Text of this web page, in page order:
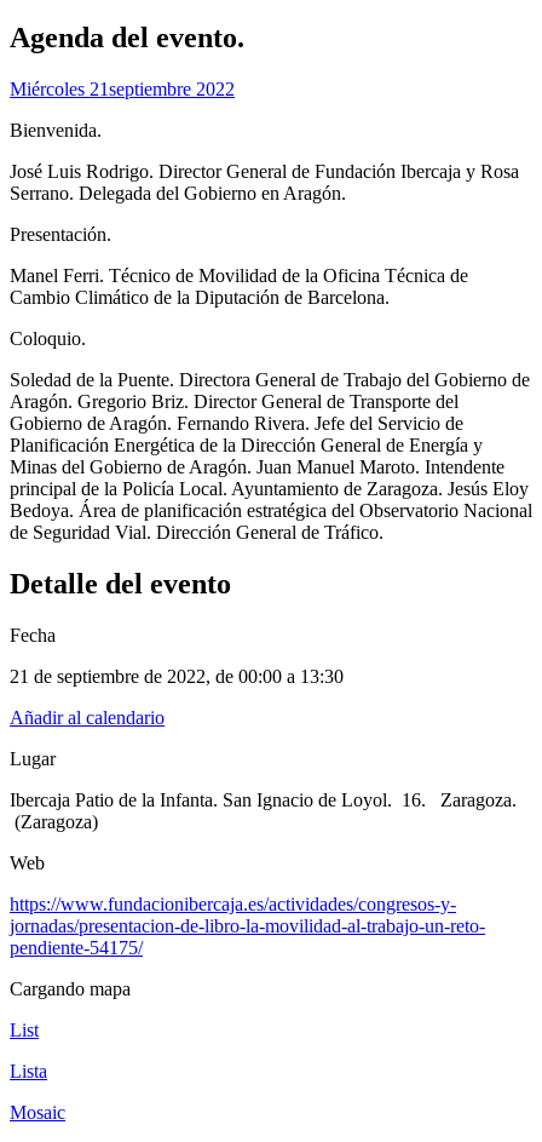
Agenda del evento.
Miércoles 21Septiembre 2022
Bienvenida.
José Luis Rodrigo. Director General de Fundación Ibercaja y Rosa
Serrano. Delegada del Gobierno en Aragón.
Presentación.
Manel Ferri. Técnico de Movilidad de la Oficina Técnica de
Cambio Climático de la Diputación de Barcelona.
Coloquio.
Soledad de la Puente. Directora General de Trabajo del Gobierno de
Aragón. Gregorio Briz. Director General de Transporte del
Gobierno de Aragón. Fernando Rivera. Jefe del Servicio de
Planificación Energética de la Dirección General de Energía y
Minas del Gobierno de Aragón. Juan Manuel Maroto. Intendente
principal de la Policía Local. Ayuntamiento de Zaragoza. Jesús Eloy
Bedoya. Área de planificación estratégica del Observatorio Nacional
de Seguridad Vial. Dirección General de Tráfico.
Detalle del evento
Fecha
21 de septiembre de 2022, de 00:00 a 13:30
Añadir al calendario
Lugar
Ibercaja Patio de la Infanta. San Ignacio de Loyol. 16. Zaragoza.
(Zaragoza)
Web
https://www.fundacionibercaja.es/actividades/congresos-y-
jornadas/presentacion-de-libro-la-movilidad-al-trabajo-un-reto-
pendiente-54175/
Cargando mapa
List
Lista
Mosaic